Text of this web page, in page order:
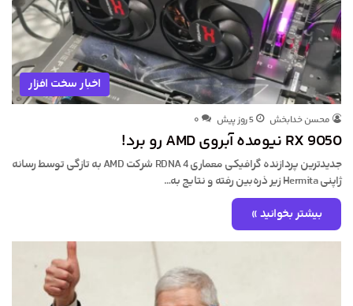
اخبار سخت افزار
محسن خدابخش 5 روز پیش ۰
RX 9050 نیومده آبروی AMD رو برد!
جدیدترین پردازنده گرافیکی معماری RDNA 4 شرکت AMD به تازگی توسط رسانه
ژاپنی Hermita زیر ذره‌بین رفته و نتایج به…
بیشتر بخوانید »